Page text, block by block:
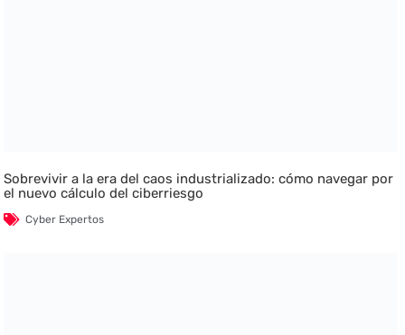
Sobrevivir a la era del caos industrializado: cómo navegar por
el nuevo cálculo del ciberriesgo
Cyber Expertos